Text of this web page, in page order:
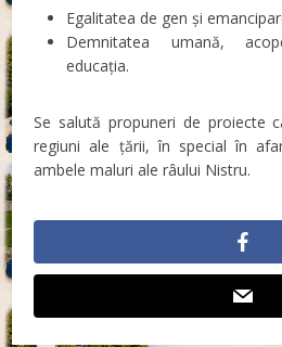
Egalitatea de gen și
Demnitatea umană,
educația.
Se salută propuneri de proiecte
regiuni ale țării, în special în
ambele maluri ale râului Nistru.